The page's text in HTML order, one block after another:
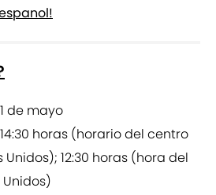
de mayo
14:30 horas (horario del centro
Unidos); 12:30 horas (hora del